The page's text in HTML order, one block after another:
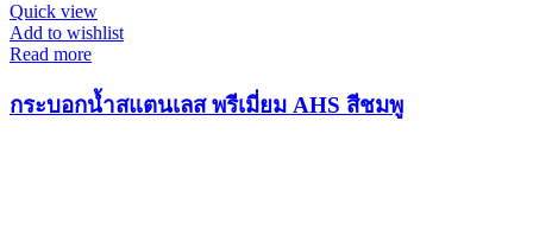
Quick view
Add to wishlist
Read more
กระบอกน้ำสแตนเลส พรีเมี่ยม AHS สีชมพู